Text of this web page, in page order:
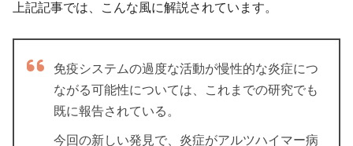
上記記事では、こんな風に解説されています。
免疫システムの過度な活動が慢性的な炎症につ
ながる可能性については、これまでの研究でも
既に報告されている。
今回の新しい発見で、炎症がアルツハイマー病